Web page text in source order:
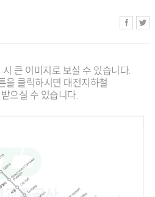
큰 이미지로 보실 수 있습니다.
클릭하시면 대전지하철
으실 수 있습니다.